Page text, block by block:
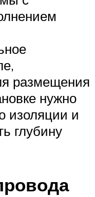
размещения
нужно
изоляции и
глубину